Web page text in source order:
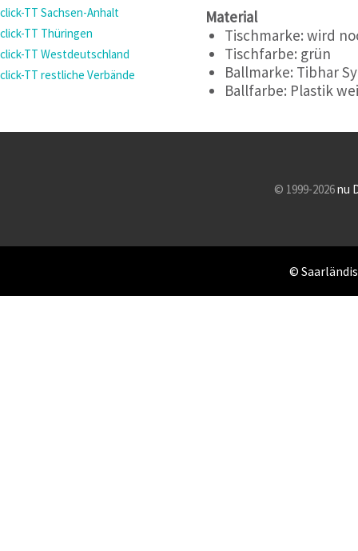
click-TT Sachsen-Anhalt
click-TT Thüringen
click-TT Westdeutschland
click-TT restliche Verbände
Material
Tischmarke: wird
Tischfarbe: grün
Ballmarke: Tibhar
Ballfarbe: Plastik
© 1999-2026nu